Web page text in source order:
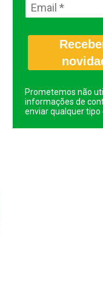
Prometemos não
informações de
enviar qualquer tipo